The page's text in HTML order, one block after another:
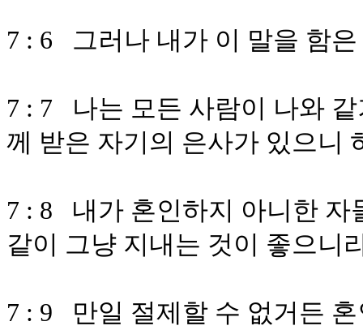
7 : 6 그러나 내가 이 말을 함
7 : 7 나는 모든 사람이 나와
께 받은 자기의 은사가 있으니
7 : 8 내가 혼인하지 아니한 자
같이 그냥 지내는 것이 좋으니
7 : 9 만일 절제할 수 없거든